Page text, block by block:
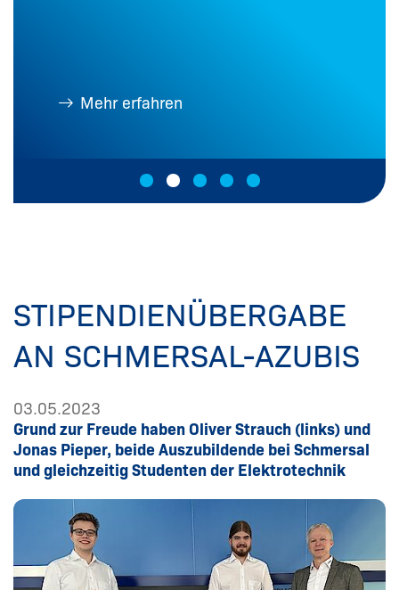
Mehr erfahren
STIPENDIENÜBERGABE
AN SCHMERSAL-AZUBIS
03.05.2023
Grund zur Freude haben Oliver Strauch (links) und
Jonas Pieper, beide Auszubildende bei Schmersal
und gleichzeitig Studenten der Elektrotechnik